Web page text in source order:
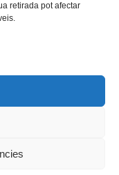
retirada pot afectar